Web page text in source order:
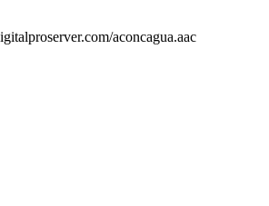
aconcagua.aac